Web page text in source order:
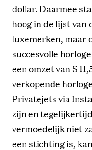
dollar. Daarmee
hoog in de lijst van
luxemerken, maar
succesvolle
een omzet van $
verkopende
Privatejetsvia
zijn en
vermoedelijk niet
een stichting is,